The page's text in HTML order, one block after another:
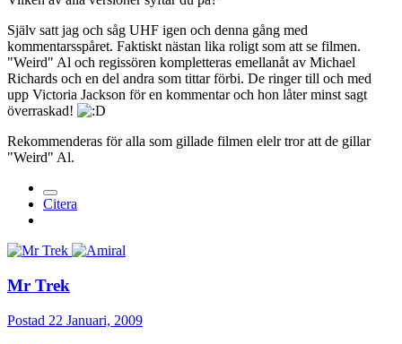
Själv satt jag och såg UHF igen och denna gång med
kommentarsspåret. Faktiskt nästan lika roligt som att se filmen.
"Weird" Al och regissören kompletteras emellanåt av Michael
Richards och en del andra som tittar förbi. De ringer till och med
upp Victoria Jackson för en kommentar och hon låter minst sagt
överraskad!
Rekommenderas för alla som gillade filmen elelr tror att de gillar
"Weird" Al.
Citera
Mr Trek
Postad 22 Januari, 2009